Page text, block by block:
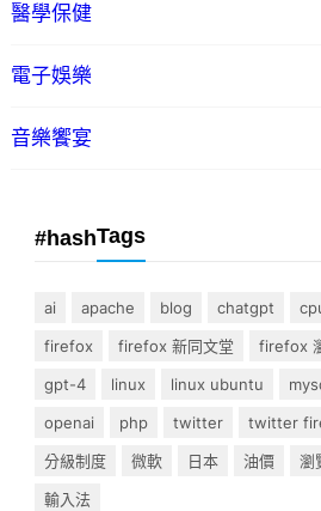
醫學保健
電子娛樂
音樂饗宴
#hashTags
ai apache blog chatgpt
firefox
firefox 新同文堂 firefox
gpt-4
linux linux ubuntu
openai
php twitter twitter
分級制度
微軟 日本 油價 瀏
輸入法